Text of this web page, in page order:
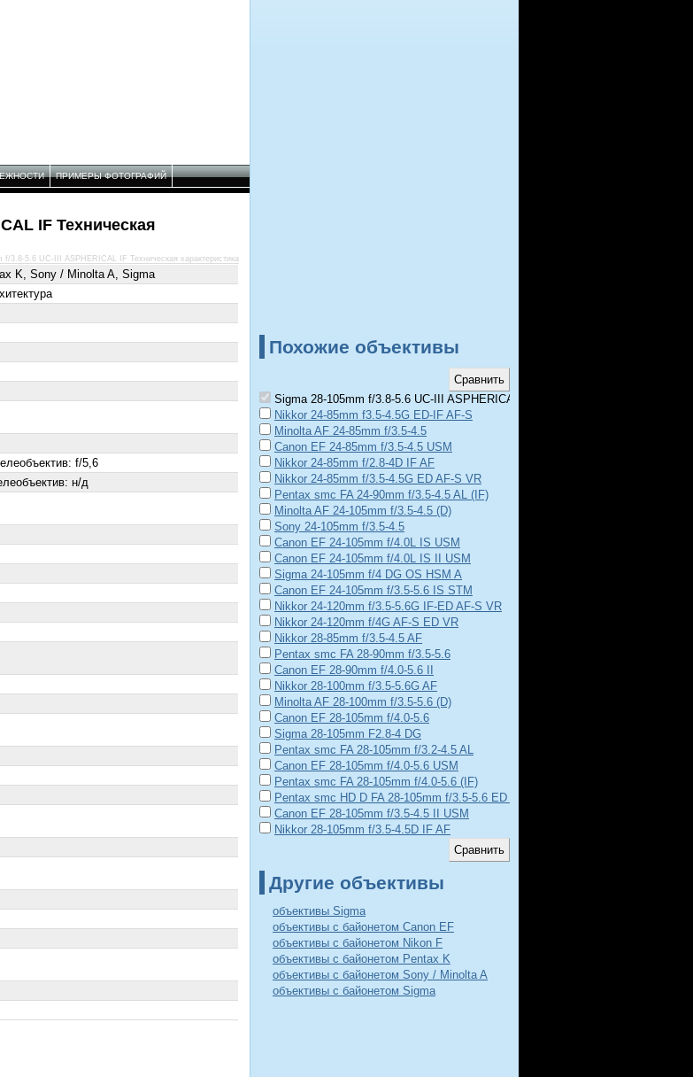
ПРИМЕРЫ ФОТОГРАФИЙ
IF Техническая
K, Sony / Minolta A, Sigma
f/5,6
н/д
f/3.8-5.6 UC-III ASPHERICAL IF Техническая характеристика
Похожие объективы
Sigma 28-105mm f/3.8-5.6 UC-III ASPHERICAL IF
Nikkor 24-85mm f3.5-4.5G ED-IF AF-S
Minolta AF 24-85mm f/3.5-4.5
Canon EF 24-85mm f/3.5-4.5 USM
Nikkor 24-85mm f/2.8-4D IF AF
Nikkor 24-85mm f/3.5-4.5G ED AF-S VR
Pentax smc FA 24-90mm f/3.5-4.5 AL (IF)
Minolta AF 24-105mm f/3.5-4.5 (D)
Sony 24-105mm f/3.5-4.5
Canon EF 24-105mm f/4.0L IS USM
Canon EF 24-105mm f/4.0L IS II USM
Sigma 24-105mm f/4 DG OS HSM A
Canon EF 24-105mm f/3.5-5.6 IS STM
Nikkor 24-120mm f/3.5-5.6G IF-ED AF-S VR
Nikkor 24-120mm f/4G AF-S ED VR
Nikkor 28-85mm f/3.5-4.5 AF
Pentax smc FA 28-90mm f/3.5-5.6
Canon EF 28-90mm f/4.0-5.6 II
Nikkor 28-100mm f/3.5-5.6G AF
Minolta AF 28-100mm f/3.5-5.6 (D)
Canon EF 28-105mm f/4.0-5.6
Sigma 28-105mm F2.8-4 DG
Pentax smc FA 28-105mm f/3.2-4.5 AL
Canon EF 28-105mm f/4.0-5.6 USM
Pentax smc FA 28-105mm f/4.0-5.6 (IF)
Pentax smc HD D FA 28-105mm f/3.5-5.6 ED DC WR
Canon EF 28-105mm f/3.5-4.5 II USM
Nikkor 28-105mm f/3.5-4.5D IF AF
Другие объективы
объективы Sigma
объективы с байонетом Canon EF
объективы с байонетом Nikon F
объективы с байонетом Pentax K
объективы с байонетом Sony / Minolta A
объективы с байонетом Sigma